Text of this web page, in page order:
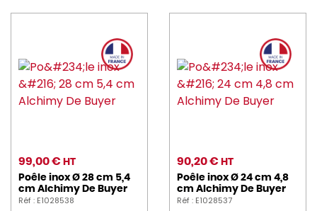
99,00 € HT
Poêle inox Ø 28 cm 5,4
cm Alchimy De Buyer
Réf : E1028538
90,20 € HT
Poêle inox Ø 24 cm 4,8
cm Alchimy De Buyer
Réf : E1028537